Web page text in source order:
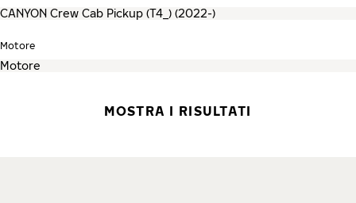
Motore
MOSTRA I RISULTATI